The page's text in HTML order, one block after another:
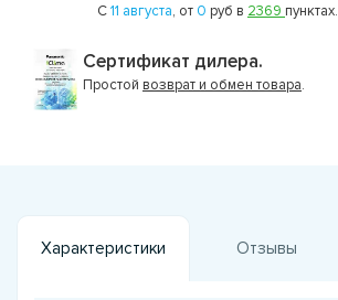
С11 августа, от 0 руб в 2369 пунктах.
Сертификат дилера.
Простой возврат и обмен товара.
Характеристики Отзывы